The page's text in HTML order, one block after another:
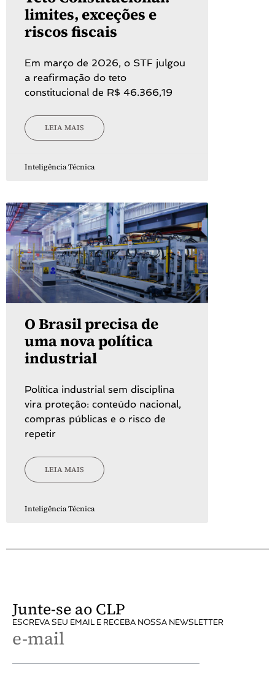
limites, exceções e
riscos fiscais
Em março de 2026, o STF julgou
a reafirmação do teto
constitucional de R$ 46.366,19
LEIA MAIS
Inteligência Técnica
O Brasil precisa de
uma nova política
industrial
Política industrial sem disciplina
vira proteção: conteúdo nacional,
compras públicas e o risco de
repetir
LEIA MAIS
Inteligência Técnica
Junte-se ao CLP
ESCREVA SEU EMAIL E RECEBA NOSSA NEWSLETTER
e-mail